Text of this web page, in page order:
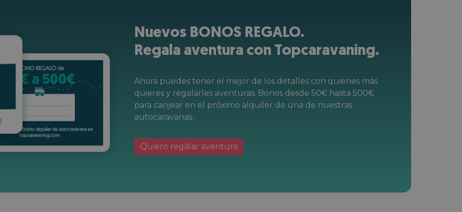
Nuevos BONOS REGALO.
Regala aventura con Topcaravaning.
Ahora puedes tener el mejor de los detalles con quienes más
quieres y regalarles aventuras. Bonos desde 50€ hasta 500€
para canjear en el próximo alquiler de una de nuestras
autocaravanas.
Quiero regalar aventura